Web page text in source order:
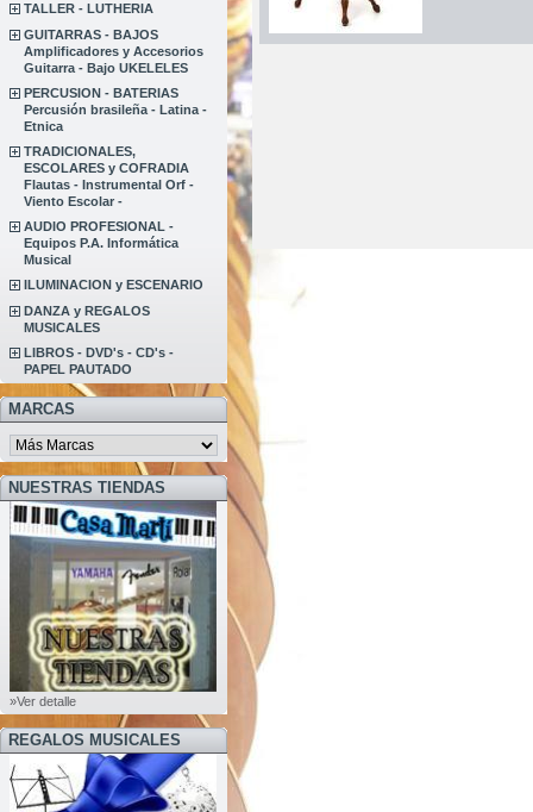
TALLER - LUTHERIA
GUITARRAS - BAJOS
Amplificadores y Accesorios
Guitarra - Bajo UKELELES
PERCUSION - BATERIAS
Percusión brasileña - Latina -
Etnica
TRADICIONALES,
ESCOLARES y COFRADIA
Flautas - Instrumental Orf -
Viento Escolar -
AUDIO PROFESIONAL -
Equipos P.A. Informática
Musical
ILUMINACION y ESCENARIO
DANZA y REGALOS
MUSICALES
LIBROS - DVD's - CD's -
PAPEL PAUTADO
MARCAS
NUESTRAS TIENDAS
»Ver detalle
REGALOS MUSICALES